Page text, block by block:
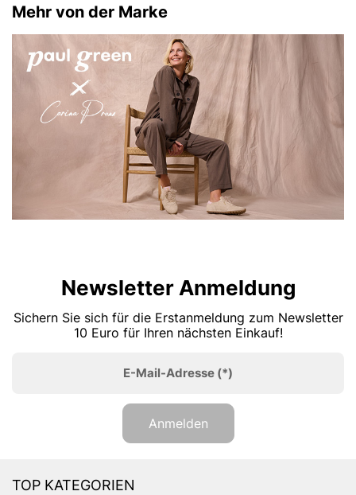
Mehr von der Marke
Newsletter Anmeldung
Sichern Sie sich für die Erstanmeldung zum Newsletter
10 Euro für Ihren nächsten Einkauf!
E-Mail-Adresse (*)
Anmelden
TOP KATEGORIEN